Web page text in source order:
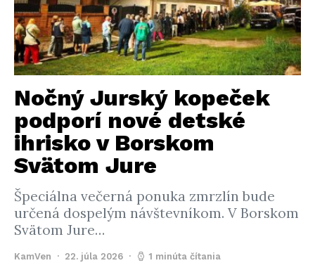
Nočný Jurský kopeček
podporí nové detské
ihrisko v Borskom
Svätom Jure
Špeciálna večerná ponuka zmrzlín bude
určená dospelým návštevníkom. V Borskom
Svätom Jure…
KamVen 22. júla 2026 1 minúta čítania